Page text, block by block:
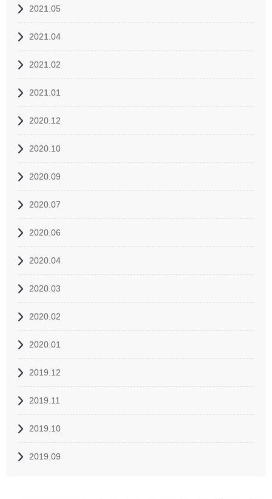
2021.05
2021.04
2021.02
2021.01
2020.12
2020.10
2020.09
2020.07
2020.06
2020.04
2020.03
2020.02
2020.01
2019.12
2019.11
2019.10
2019.09